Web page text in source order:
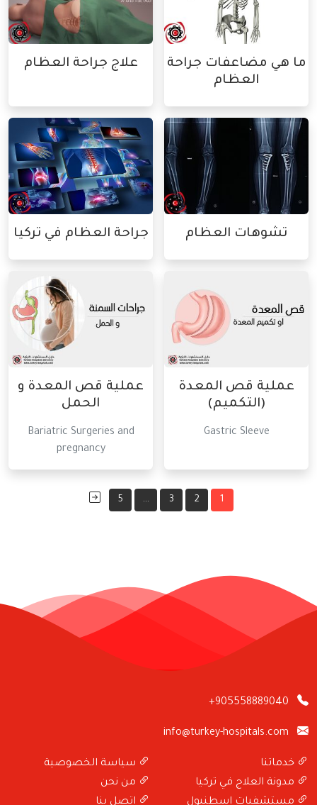
ما هي مضاعفات جراحة
العظام
علاج جراحة العظام
تشوهات العظام جراحة العظام في تركيا
عملية قص المعدة
(التكميم)
Gastric Sleeve
عملية قص المعدة و
الحمل
Bariatric Surgeries and
pregnancy
pagination
1
2
3
…
5
+905558889040
info@turkey-hospitals.com
خدماتنا
مدونة العلاج في تركيا
مستشفيات اسطنبول
سياسة الخصوصية
من نحن
اتصل بنا